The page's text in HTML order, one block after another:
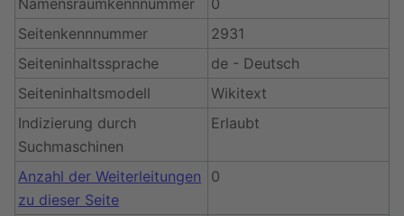
Namensraumkennnummer
0
Seitenkennnummer
2931
Seiteninhaltssprache
de - Deutsch
Seiteninhaltsmodell
Wikitext
Indizierung durch
Suchmaschinen
Erlaubt
Anzahl der Weiterleitungen
zu dieser Seite
0